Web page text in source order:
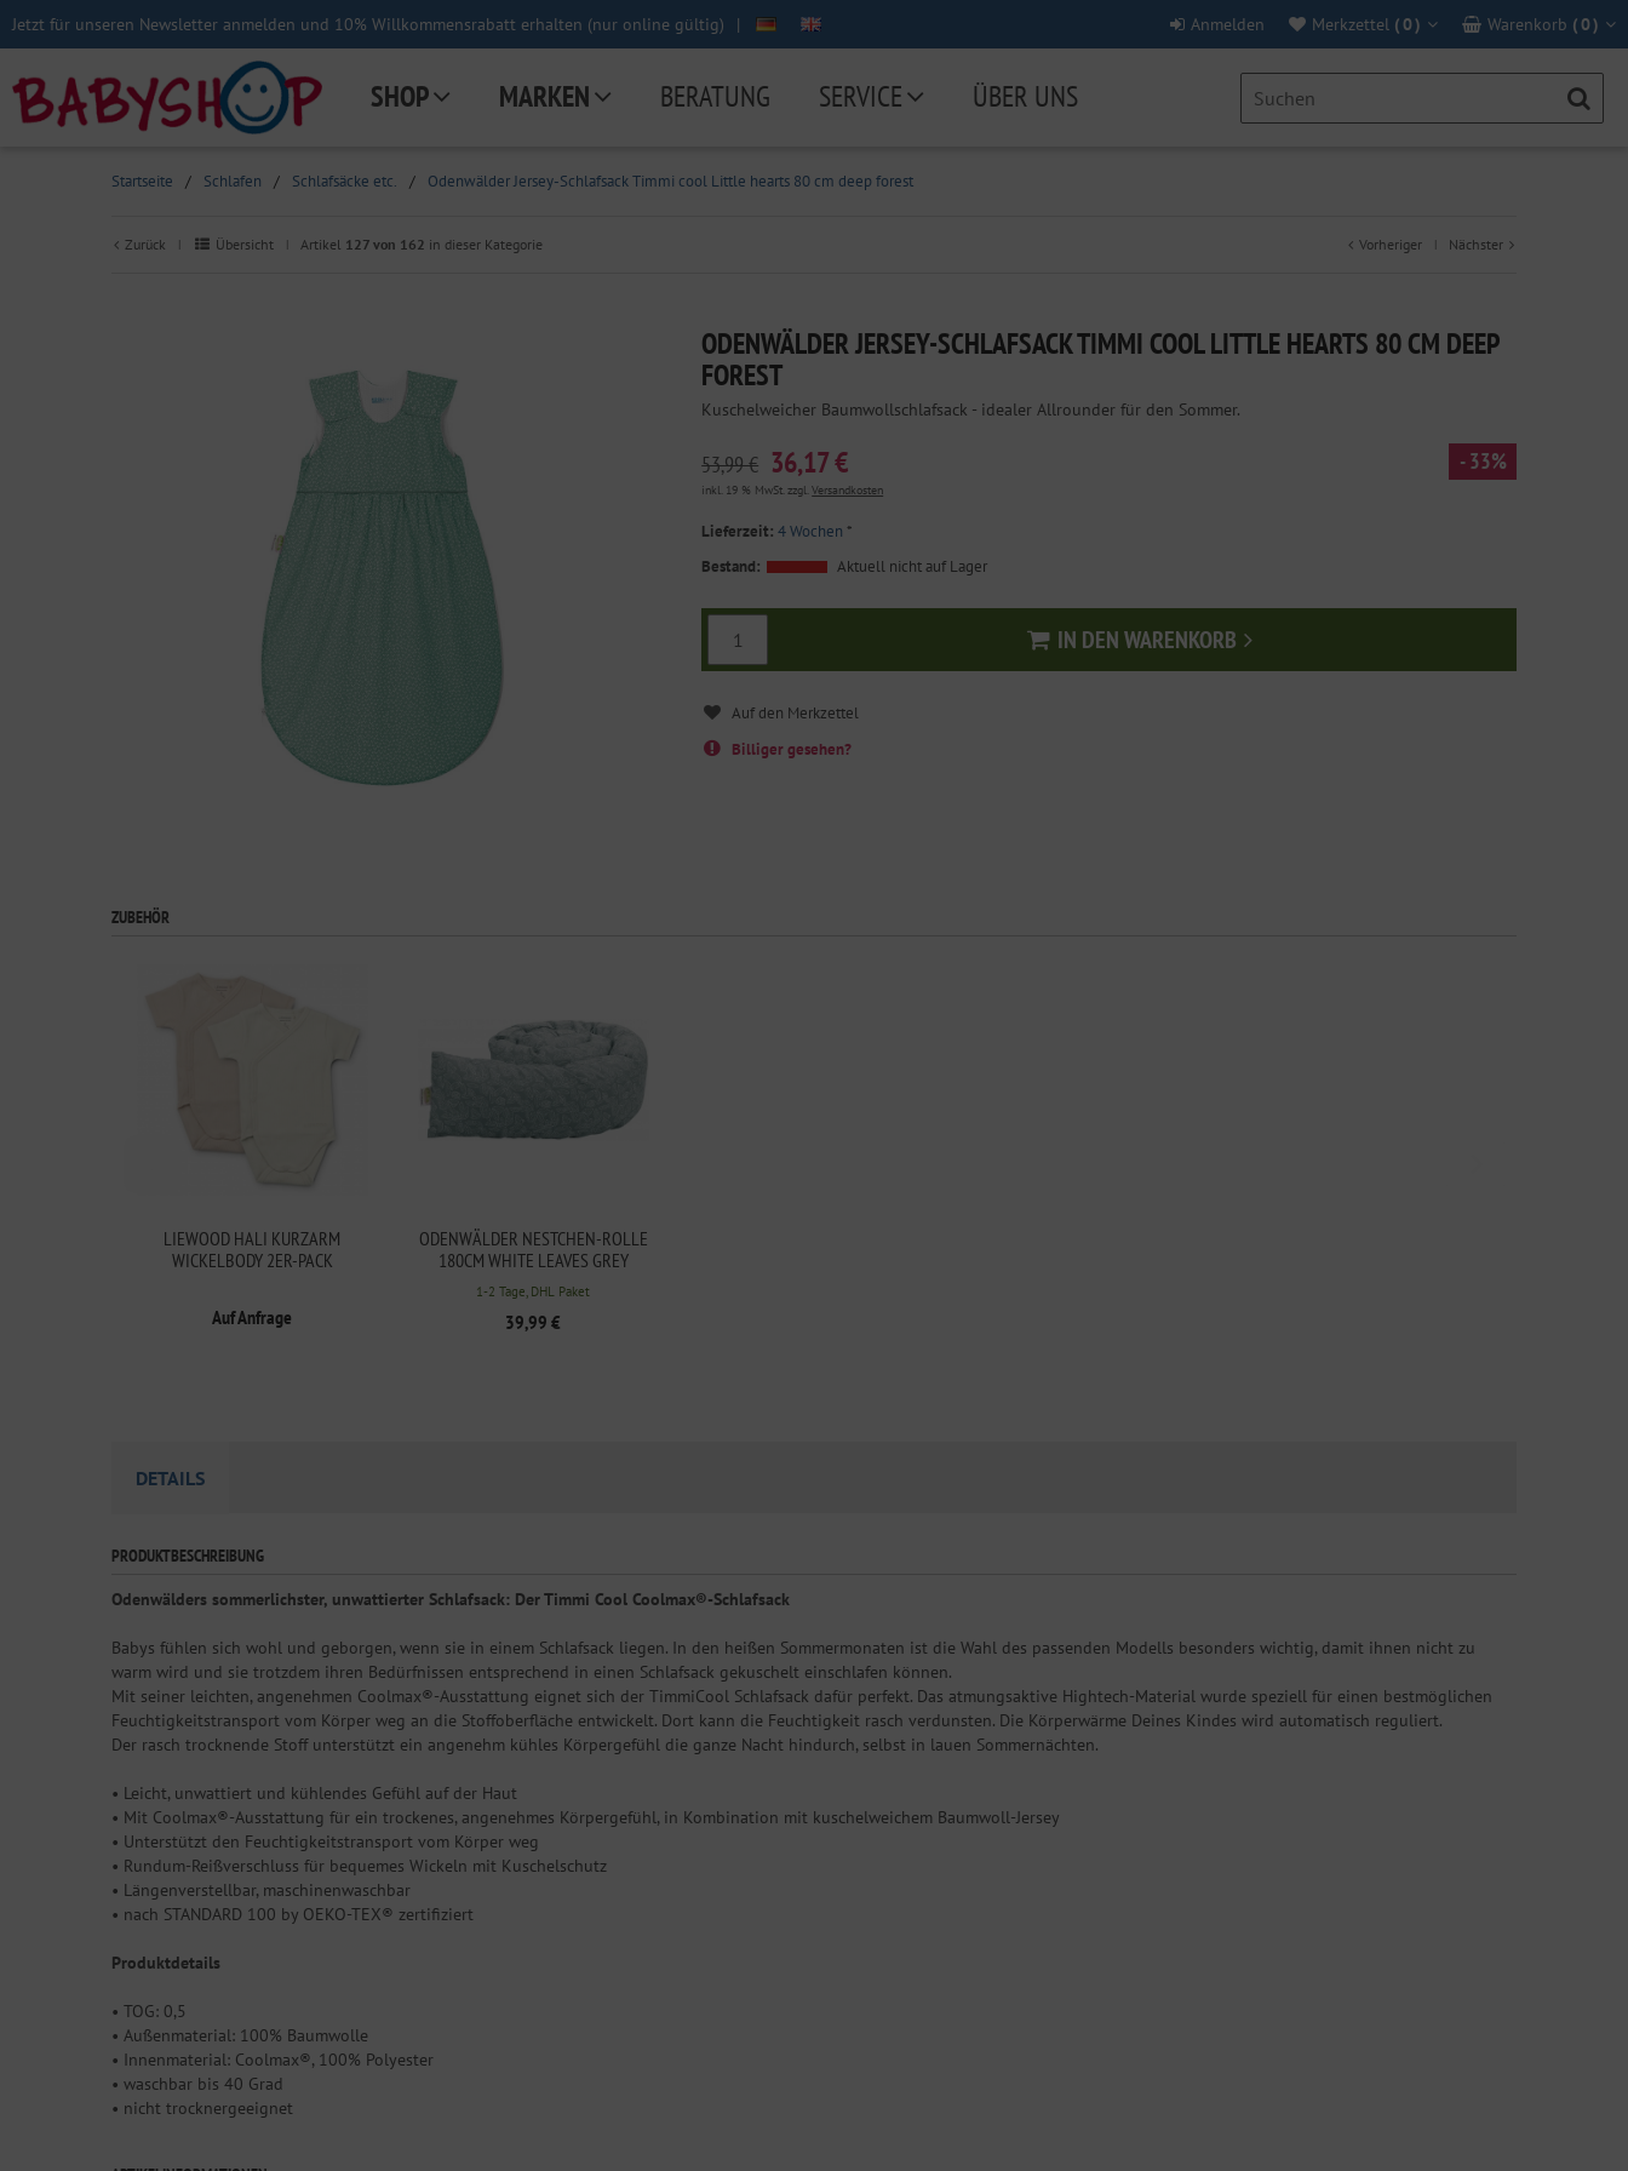
Jetzt für unseren Newsletter anmelden und 10% Willkommensrabatt erhalten (nur online gültig) | Warenkorb (0 )
Merkzettel (0 )
Anmelden
SHOP MARKEN BERATUNG SERVICE ÜBER UNS
Startseite / Schlafen / Schlafsäcke etc. / Odenwälder Jersey-Schlafsack Timmi cool Little hearts 80 cm deep forest
Zurück | Übersicht | Artikel 127 von 162 in dieser Kategorie Vorheriger | Nächster
ODENWÄLDER JERSEY-SCHLAFSACK TIMMI COOL LITTLE HEARTS 80 CM DEEP
FOREST
Kuschelweicher Baumwollschlafsack - idealer Allrounder für den Sommer.
53,99 € 36,17 € - 33%
inkl. 19 % MwSt. zzgl.Versandkosten
Lieferzeit: 4 Wochen *
Bestand:
Aktuell nicht auf Lager
IN DEN WARENKORB
In den Warenkorb
Billiger gesehen?
ZUBEHÖR
LIEWOOD HALI KURZARM
WICKELBODY 2ER-PACK
Auf Anfrage
ODENWÄLDER NESTCHEN-ROLLE
180CM WHITE LEAVES GREY
1-2 Tage, DHL Paket
39,99 €
DETAILS
PRODUKTBESCHREIBUNG
Odenwälders sommerlichster, unwattierter Schlafsack: Der Timmi Cool Coolmax®-Schlafsack
Babys fühlen sich wohl und geborgen, wenn sie in einem Schlafsack liegen. In den heißen Sommermonaten ist die Wahl des passenden Modells besonders wichtig, damit ihnen nicht zu
warm wird und sie trotzdem ihren Bedürfnissen entsprechend in einen Schlafsack gekuschelt einschlafen können.
Mit seiner leichten, angenehmen Coolmax®-Ausstattung eignet sich der TimmiCool Schlafsack dafür perfekt. Das atmungsaktive Hightech-Material wurde speziell für einen bestmöglichen
Feuchtigkeitstransport vom Körper weg an die Stoffoberfläche entwickelt. Dort kann die Feuchtigkeit rasch verdunsten. Die Körperwärme Deines Kindes wird automatisch reguliert.
Der rasch trocknende Stoff unterstützt ein angenehm kühles Körpergefühl die ganze Nacht hindurch, selbst in lauen Sommernächten.
• Leicht, unwattiert und kühlendes Gefühl auf der Haut
• Mit Coolmax®-Ausstattung für ein trockenes, angenehmes Körpergefühl, in Kombination mit kuschelweichem Baumwoll-Jersey
• Unterstützt den Feuchtigkeitstransport vom Körper weg
• Rundum-Reißverschluss für bequemes Wickeln mit Kuschelschutz
• Längenverstellbar, maschinenwaschbar
• nach STANDARD 100 by OEKO-TEX® zertifiziert
Produktdetails
• TOG: 0,5
• Außenmaterial: 100% Baumwolle
• Innenmaterial: Coolmax®, 100% Polyester
• waschbar bis 40 Grad
• nicht trocknergeeignet